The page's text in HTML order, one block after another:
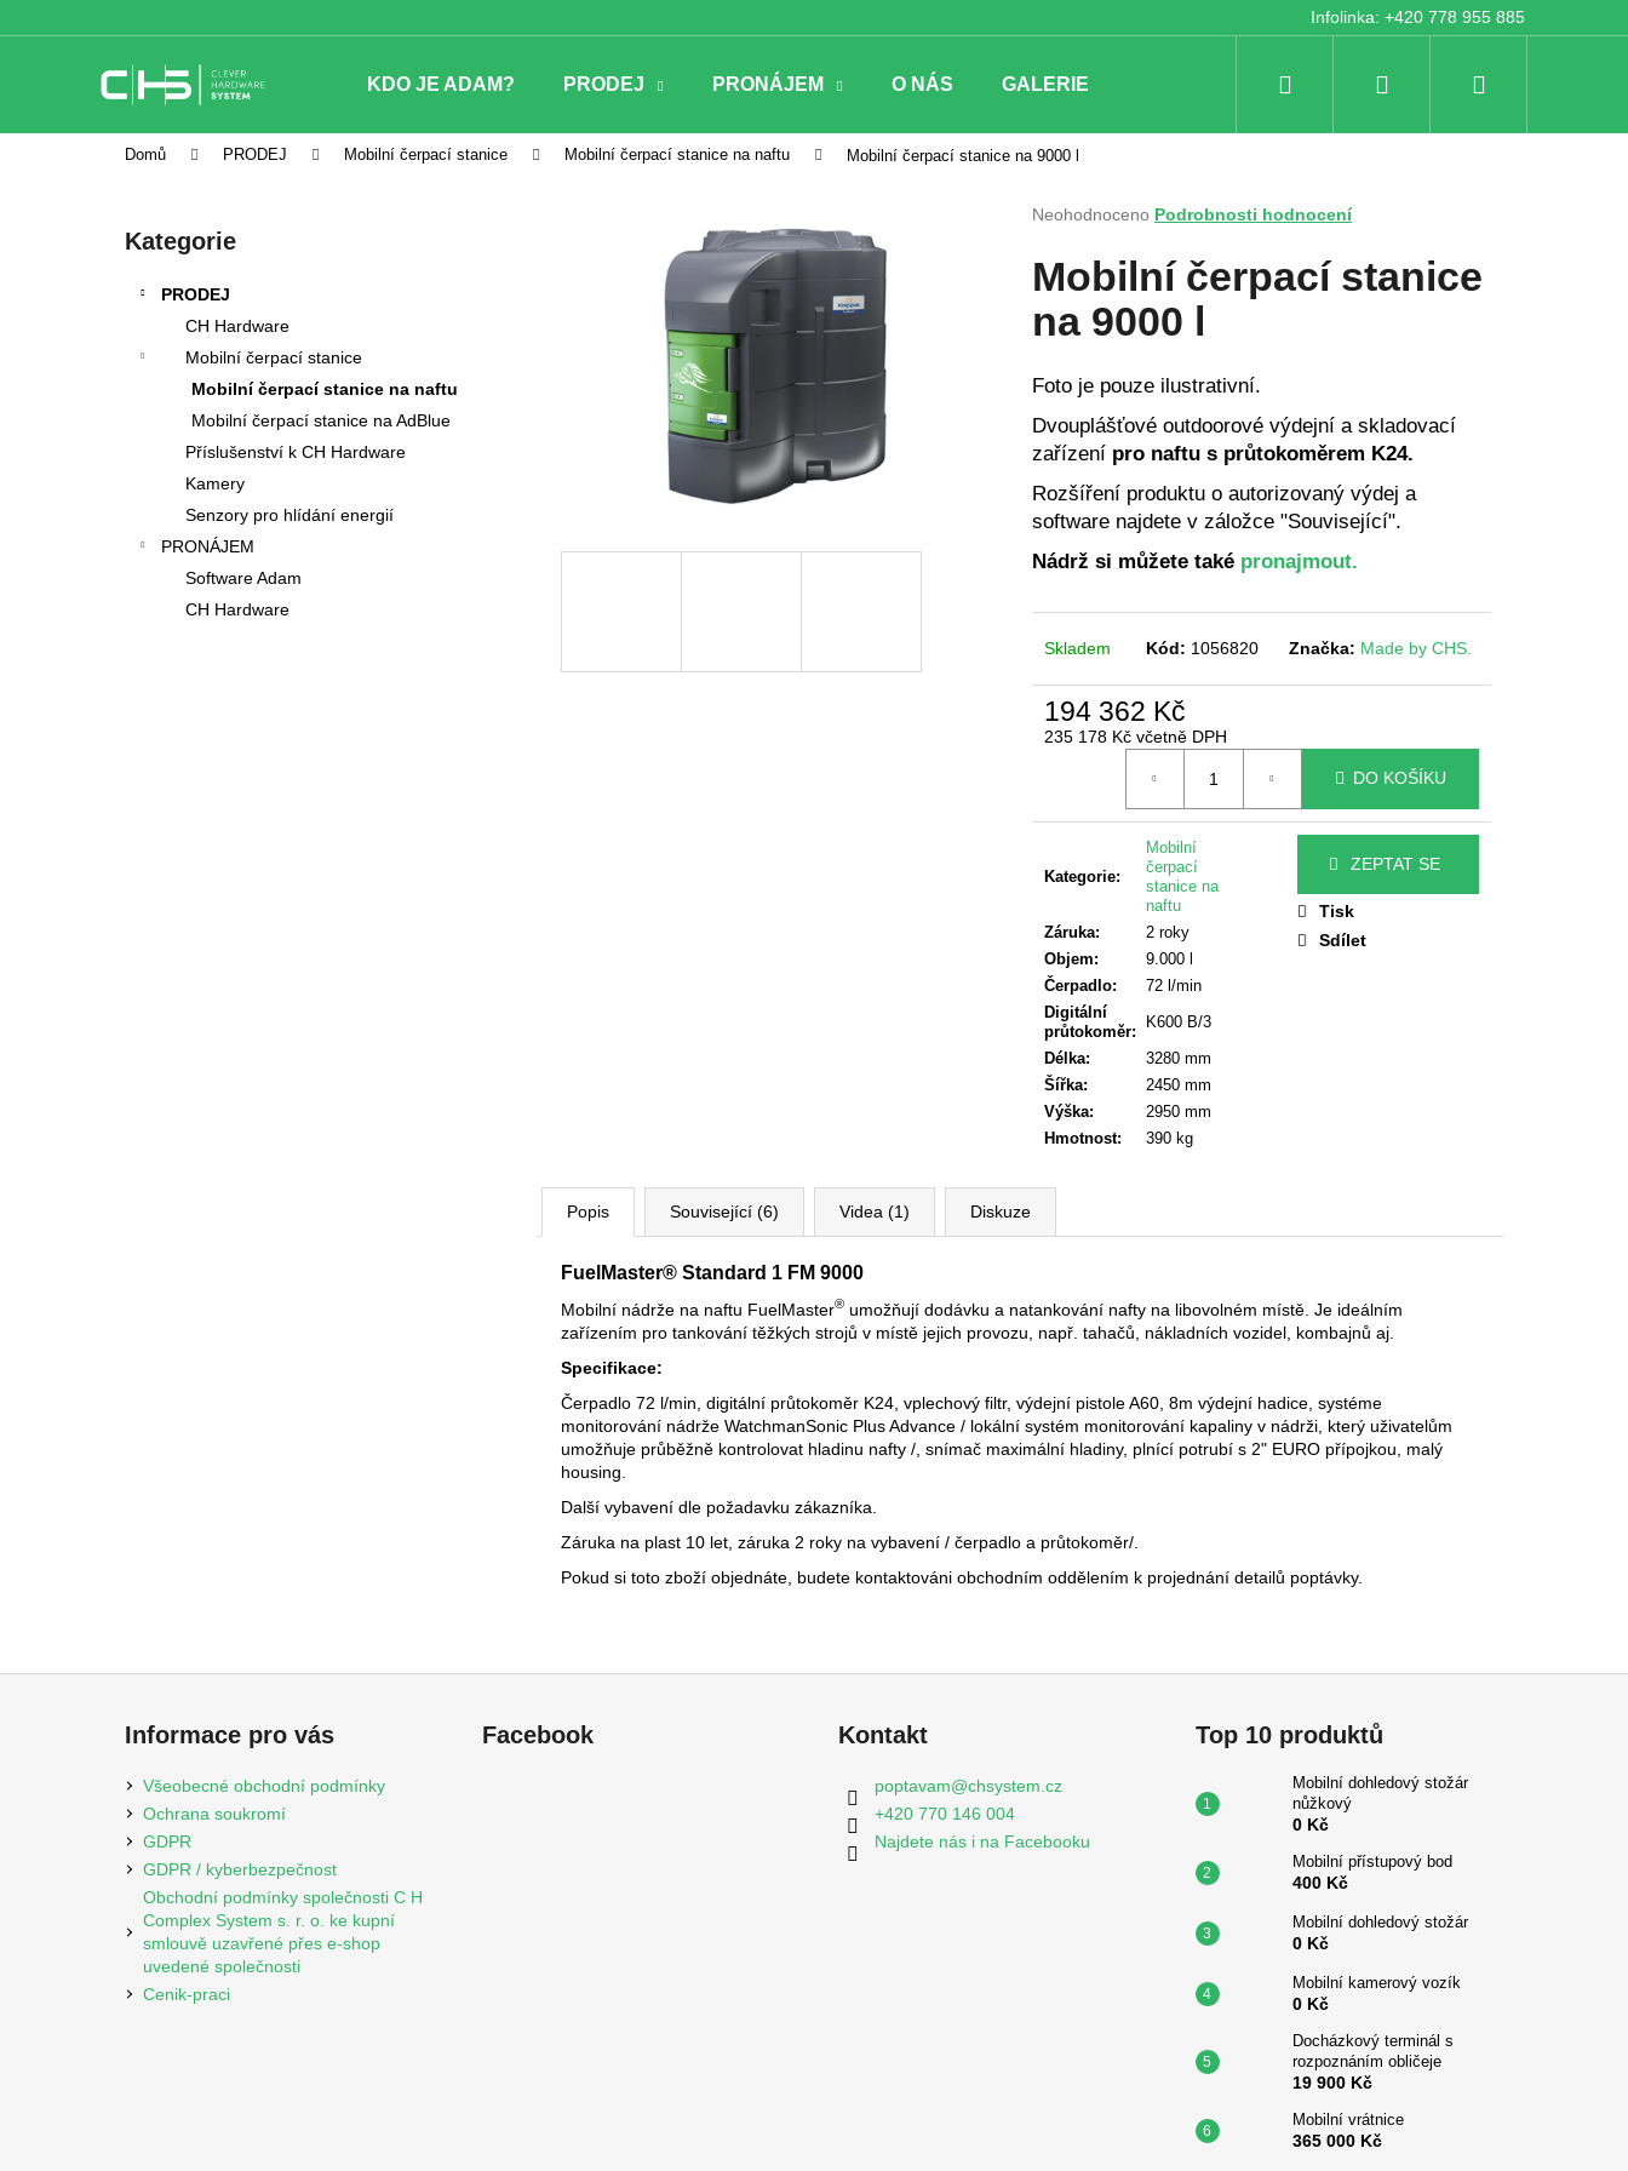
na
Infolinka: +420 778 955 885
KDO JE ADAM? PRODEJ PRONÁJEM O NÁS GALERIE Přihlášení
Domů PRODEJ Mobilní čerpací stanice Mobilní čerpací stanice na naftu Mobilní čerpací stanice na 9000 l
Přeskočit
kategorie
Kategorie
PRODEJ
CH Hardware
Mobilní čerpací stanice
Mobilní čerpací stanice na naftu
Mobilní čerpací stanice na AdBlue
Příslušenství k CH Hardware
Kamery
Senzory pro hlídání energií
PRONÁJEM
Software Adam
CH Hardware
Průměrné
produktu
je
hvězdiček.
Neohodnoceno Podrobnosti hodnocení
Mobilní čerpací stanice
na 9000 l
Foto je pouze ilustrativní.
Dvouplášťové outdoorové výdejní a skladovací
zařízení pro naftu s průtokoměrem K24.
Rozšíření produktu o autorizovaný výdej a
software najdete v záložce "Související".
Nádrž si můžete také pronajmout.
Skladem Kód: 1056820 Značka: Made by CHS.
194 362 Kč
235 178 Kč včetně DPH
DO KOŠÍKU
Kategorie:
Mobilní
čerpací
stanice na
naftu
Záruka:
2 roky
Objem:
9.000 l
Čerpadlo:
72 l/min
Digitální
průtokoměr:
K600 B/3
Délka:
3280 mm
Šířka:
2450 mm
Výška:
2950 mm
Hmotnost: 390 kg
Tisk
ZEPTAT SE
Sdílet
Popis Související (6) Videa (1) Diskuze
FuelMaster® Standard 1 FM 9000
Mobilní nádrže na naftu FuelMaster® umožňují dodávku a natankování nafty na libovolném místě. Je ideálním
zařízením pro tankování těžkých strojů v místě jejich provozu, např. tahačů, nákladních vozidel, kombajnů aj.
Specifikace:
Čerpadlo 72 l/min, digitální průtokoměr K24, vplechový filtr, výdejní pistole A60, 8m výdejní hadice, systéme
monitorování nádrže WatchmanSonic Plus Advance / lokální systém monitorování kapaliny v nádrži, který uživatelům
umožňuje průběžně kontrolovat hladinu nafty /, snímač maximální hladiny, plnící potrubí s 2" EURO přípojkou, malý
housing.
Další vybavení dle požadavku zákazníka.
Záruka na plast 10 let, záruka 2 roky na vybavení / čerpadlo a průtokoměr/.
Pokud si toto zboží objednáte, budete kontaktováni obchodním oddělením k projednání detailů poptávky.
o
k
obchodu
obchodu
Co potřebujete najít?
HLEDAT
Doporučujeme
MOBILNÍ DOHLEDOVÝ STOŽÁR
NŮŽKOVÝ
MOBILNÍ PŘÍSTUPOVÝ BOD
MOBILNÍ DOHLEDOVÝ STOŽÁR
Informace pro vás
Všeobecné obchodní podmínky
Ochrana soukromí
GDPR
GDPR / kyberbezpečnost
Obchodní podmínky společnosti C H
Complex System s. r. o. ke kupní
smlouvě uzavřené přes e-shop
uvedené společnosti
Cenik-praci
Facebook Kontakt
poptavam@chsystem.cz
+420 770 146 004
Najdete nás i na Facebooku
Top 10 produktů
Mobilní dohledový stožár
nůžkový
0 Kč
Mobilní přístupový bod
400 Kč
Mobilní dohledový stožár
0 Kč
Mobilní kamerový vozík
0 Kč
Docházkový terminál s
rozpoznáním obličeje
19 900 Kč
Mobilní vrátnice
365 000 Kč